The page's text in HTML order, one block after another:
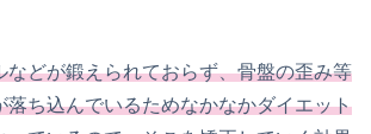
などが鍛えられておらず、骨盤の歪み等
落ち込んでいるためなかなかダイエット